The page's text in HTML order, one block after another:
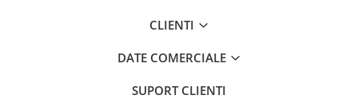
CLIENTI
DATE COMERCIALE
SUPORT CLIENTI